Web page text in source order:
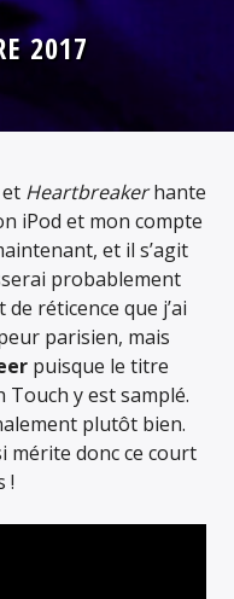
2017
et Heartbreakerhante
iPod et mon compte
et il s’agit
probablement
de réticence que j’ai
parisien, mais
puisque le titre
Touch y est samplé.
plutôt bien.
mérite donc ce court
!